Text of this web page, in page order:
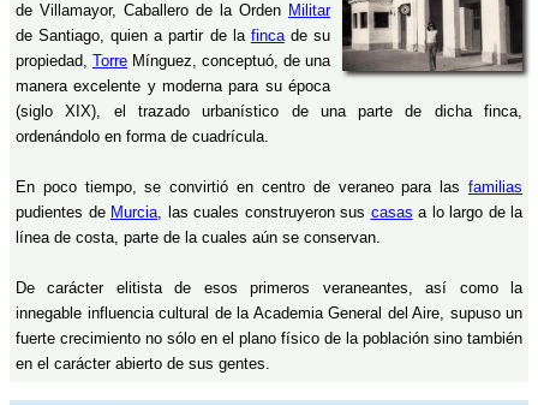
de Villamayor, Caballero de la Orden Militar
de Santiago, quien a partir de la fincade su
propiedad, Torre Mínguez, conceptuó, de una
manera excelente y moderna para su época
(siglo XIX), el trazado urbanístico de una parte de dicha finca,
ordenándolo en forma de cuadrícula.
En poco tiempo, se convirtió en centro de veraneo para las familias
pudientes de Murcia, las cuales construyeron sus casas a lo largo de la
línea de costa, parte de la cuales aún se conservan.
De carácter elitista de esos primeros veraneantes, así como la
innegable influencia cultural de la Academia General del Aire, supuso un
fuerte crecimiento no sólo en el plano físico de la población sino también
en el carácter abierto de sus gentes.